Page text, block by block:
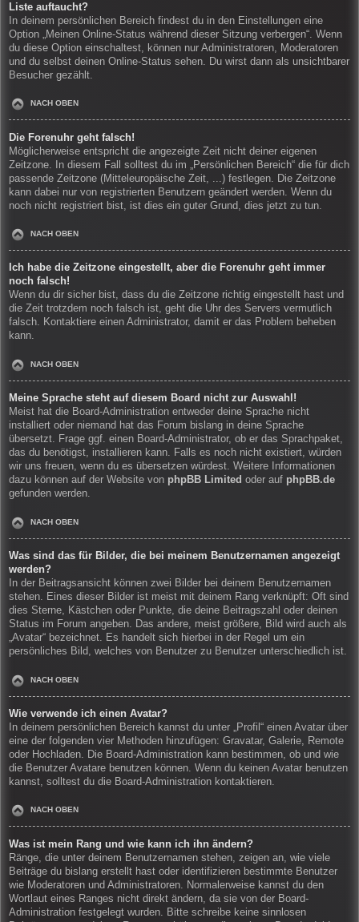
Liste auftaucht?
In deinem persönlichen Bereich findest du in den Einstellungen eine
Option „Meinen Online-Status während dieser Sitzung verbergen“. Wenn
du diese Option einschaltest, können nur Administratoren, Moderatoren
und du selbst deinen Online-Status sehen. Du wirst dann als unsichtbarer
Besucher gezählt.
NACH OBEN
Die Forenuhr geht falsch!
Möglicherweise entspricht die angezeigte Zeit nicht deiner eigenen
Zeitzone. In diesem Fall solltest du im „Persönlichen Bereich“ die für dich
passende Zeitzone (Mitteleuropäische Zeit, ...) festlegen. Die Zeitzone
kann dabei nur von registrierten Benutzern geändert werden. Wenn du
noch nicht registriert bist, ist dies ein guter Grund, dies jetzt zu tun.
NACH OBEN
Ich habe die Zeitzone eingestellt, aber die Forenuhr geht immer
noch falsch!
Wenn du dir sicher bist, dass du die Zeitzone richtig eingestellt hast und
die Zeit trotzdem noch falsch ist, geht die Uhr des Servers vermutlich
falsch. Kontaktiere einen Administrator, damit er das Problem beheben
kann.
NACH OBEN
Meine Sprache steht auf diesem Board nicht zur Auswahl!
Meist hat die Board-Administration entweder deine Sprache nicht
installiert oder niemand hat das Forum bislang in deine Sprache
übersetzt. Frage ggf. einen Board-Administrator, ob er das Sprachpaket,
das du benötigst, installieren kann. Falls es noch nicht existiert, würden
wir uns freuen, wenn du es übersetzen würdest. Weitere Informationen
dazu können auf der Website von phpBB Limited oder auf phpBB.de
gefunden werden.
NACH OBEN
Was sind das für Bilder, die bei meinem Benutzernamen angezeigt
werden?
In der Beitragsansicht können zwei Bilder bei deinem Benutzernamen
stehen. Eines dieser Bilder ist meist mit deinem Rang verknüpft: Oft sind
dies Sterne, Kästchen oder Punkte, die deine Beitragszahl oder deinen
Status im Forum angeben. Das andere, meist größere, Bild wird auch als
„Avatar“ bezeichnet. Es handelt sich hierbei in der Regel um ein
persönliches Bild, welches von Benutzer zu Benutzer unterschiedlich ist.
NACH OBEN
Wie verwende ich einen Avatar?
In deinem persönlichen Bereich kannst du unter „Profil“ einen Avatar über
eine der folgenden vier Methoden hinzufügen: Gravatar, Galerie, Remote
oder Hochladen. Die Board-Administration kann bestimmen, ob und wie
die Benutzer Avatare benutzen können. Wenn du keinen Avatar benutzen
kannst, solltest du die Board-Administration kontaktieren.
NACH OBEN
Was ist mein Rang und wie kann ich ihn ändern?
Ränge, die unter deinem Benutzernamen stehen, zeigen an, wie viele
Beiträge du bislang erstellt hast oder identifizieren bestimmte Benutzer
wie Moderatoren und Administratoren. Normalerweise kannst du den
Wortlaut eines Ranges nicht direkt ändern, da sie von der Board-
Administration festgelegt wurden. Bitte schreibe keine sinnlosen